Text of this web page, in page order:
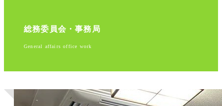
総務委員会・事務局
General affairs office work